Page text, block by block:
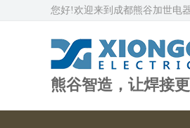
您好!欢迎来到成都熊谷加世电
熊谷智造，让焊接